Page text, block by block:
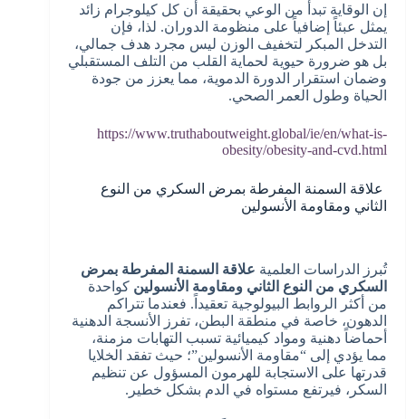
إن الوقاية تبدأ من الوعي بحقيقة أن كل كيلوجرام زائد
يمثل عبئاً إضافياً على منظومة الدوران. لذا، فإن
التدخل المبكر لتخفيف الوزن ليس مجرد هدف جمالي،
بل هو ضرورة حيوية لحماية القلب من التلف المستقبلي
وضمان استقرار الدورة الدموية، مما يعزز من جودة
الحياة وطول العمر الصحي.
https://www.truthaboutweight.global/ie/en/what-is-
obesity/obesity-and-cvd.html
علاقة السمنة المفرطة بمرض السكري من النوع
الثاني ومقاومة الأنسولين
تُبرز الدراسات العلمية علاقة السمنة المفرطة بمرض
السكري من النوع الثاني ومقاومة الأنسولين كواحدة
من أكثر الروابط البيولوجية تعقيداً. فعندما تتراكم
الدهون، خاصة في منطقة البطن، تفرز الأنسجة الدهنية
أحماضاً دهنية ومواد كيميائية تسبب التهابات مزمنة،
مما يؤدي إلى “مقاومة الأنسولين”؛ حيث تفقد الخلايا
قدرتها على الاستجابة للهرمون المسؤول عن تنظيم
السكر، فيرتفع مستواه في الدم بشكل خطير.